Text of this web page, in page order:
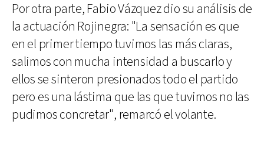
Por otra parte, Fabio Vázquez dio su análisis de
la actuación Rojinegra: "La sensación es que
en el primer tiempo tuvimos las más claras,
salimos con mucha intensidad a buscarlo y
ellos se sinteron presionados todo el partido
pero es una lástima que las que tuvimos no las
pudimos concretar", remarcó el volante.